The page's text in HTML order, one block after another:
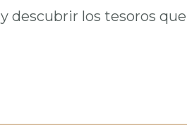
y descubrir los tesoros